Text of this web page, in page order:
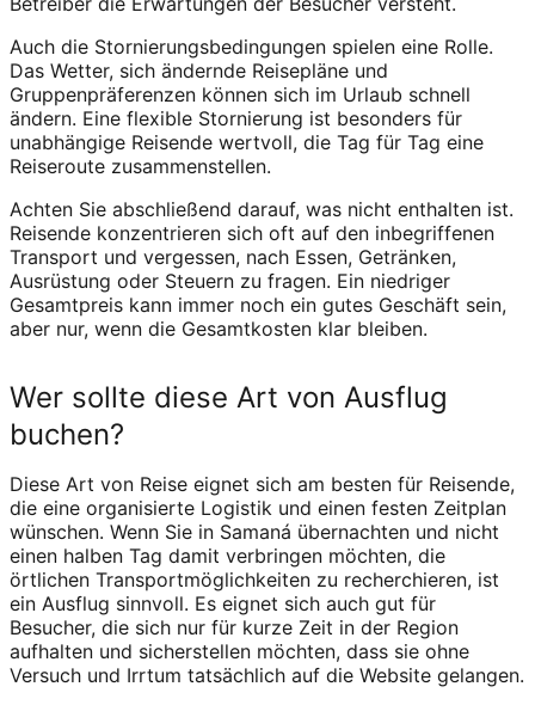
Auch die Stornierungsbedingungen spielen eine Rolle.
Das Wetter, sich ändernde Reisepläne und
Gruppenpräferenzen können sich im Urlaub schnell
ändern. Eine flexible Stornierung ist besonders für
unabhängige Reisende wertvoll, die Tag für Tag eine
Reiseroute zusammenstellen.
Achten Sie abschließend darauf, was nicht enthalten ist.
Reisende konzentrieren sich oft auf den inbegriffenen
Transport und vergessen, nach Essen, Getränken,
Ausrüstung oder Steuern zu fragen. Ein niedriger
Gesamtpreis kann immer noch ein gutes Geschäft sein,
aber nur, wenn die Gesamtkosten klar bleiben.
Wer sollte diese Art von Ausflug
buchen?
Diese Art von Reise eignet sich am besten für Reisende,
die eine organisierte Logistik und einen festen Zeitplan
wünschen. Wenn Sie in Samaná übernachten und nicht
einen halben Tag damit verbringen möchten, die
örtlichen Transportmöglichkeiten zu recherchieren, ist
ein Ausflug sinnvoll. Es eignet sich auch gut für
Besucher, die sich nur für kurze Zeit in der Region
aufhalten und sicherstellen möchten, dass sie ohne
Versuch und Irrtum tatsächlich auf die Website gelangen.